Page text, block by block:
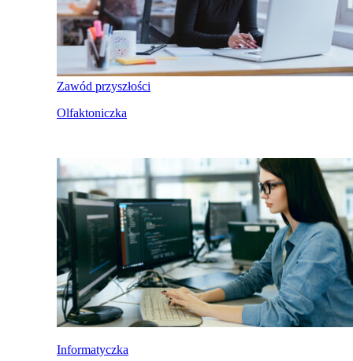
Zawód przyszłości
Olfaktoniczka
Informatyczka